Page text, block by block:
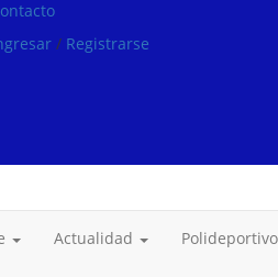
/ Registrarse
Actualidad Polideportivo